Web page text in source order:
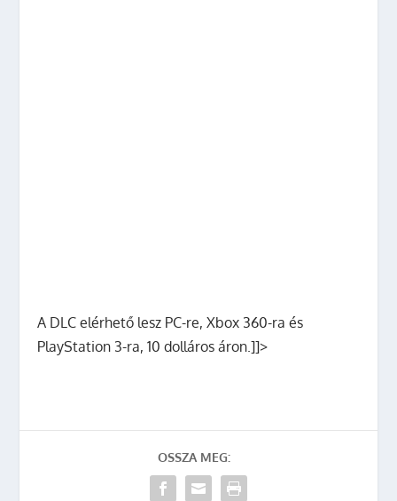
A DLC elérhető lesz PC-re, Xbox 360-ra és
PlayStation 3-ra, 10 dolláros áron.]]>
OSSZA MEG: